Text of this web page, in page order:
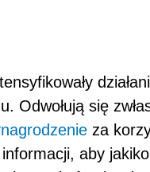
Odwołują się
za
aby